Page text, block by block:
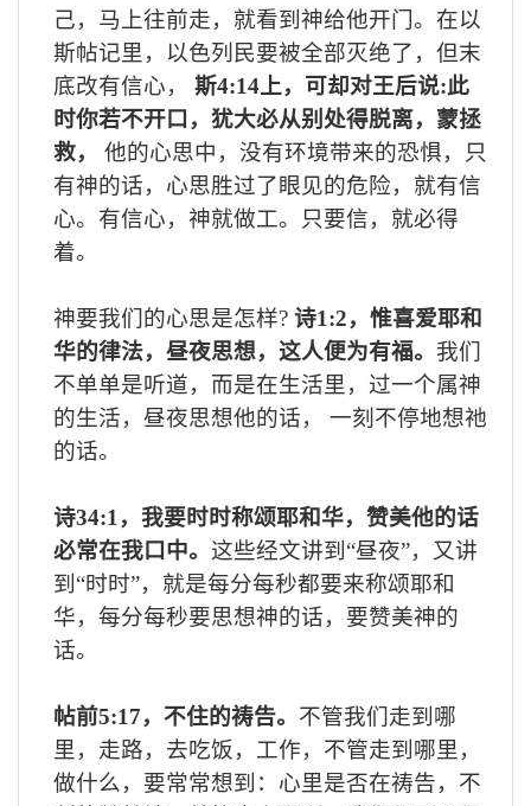
己，马上往前走，就看到神给他开门。在以
斯帖记里，以色列民要被全部灭绝了，但末
底改有信心，
斯4:14上，可却对王后说:此
时你若不开口，犹大必从别处得脱离，蒙拯
救，
他的心思中，没有环境带来的恐惧，只
有神的话，心思胜过了眼见的危险，就有信
心。有信心，神就做工。只要信，就必得
着。
神要我们的心思是怎样?诗1:2，惟喜爱耶和
华的律法，昼夜思想，这人便为有福。 我们
不单单是听道，而是在生活里，过一个属神
的生活，昼夜思想他的话，
一刻不停地想祂
的话。
诗34:1 ，我要时时称颂耶和华，赞美他的话
必常在我口中。 这些经文讲到“昼夜”，又讲
到“时时”，就是每分每秒都要来称颂耶和
华，每分每秒要思想神的话，要赞美神的
话。
帖前5:17，不住的祷告。 不管我们走到哪
里，走路，去吃饭，工作，不管走到哪里，
做什么，要常常想到：心里是否在祷告，不